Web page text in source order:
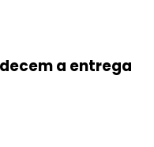
a entrega